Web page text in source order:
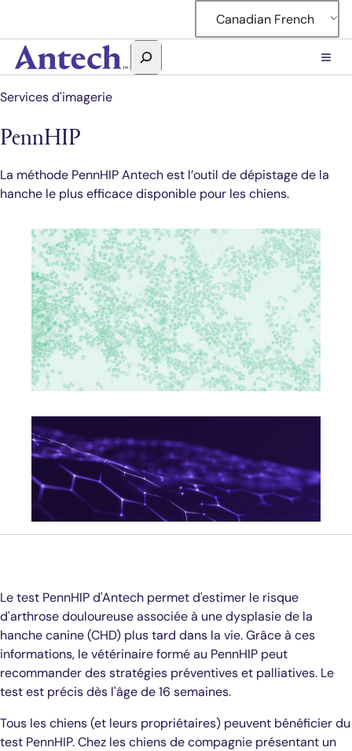
contenu
Canadian French
Rechercher
Antech
Services d'imagerie
PennHIP
La méthode PennHIP Antech est l’outil de dépistage de la
hanche le plus efficace disponible pour les chiens.
Le test PennHIP d'Antech permet d'estimer le risque
d'arthrose douloureuse associée à une dysplasie de la
hanche canine (CHD) plus tard dans la vie. Grâce à ces
informations, le vétérinaire formé au PennHIP peut
recommander des stratégies préventives et palliatives. Le
test est précis dès l'âge de 16 semaines.
Tous les chiens (et leurs propriétaires) peuvent bénéficier du
test PennHIP. Chez les chiens de compagnie présentant un